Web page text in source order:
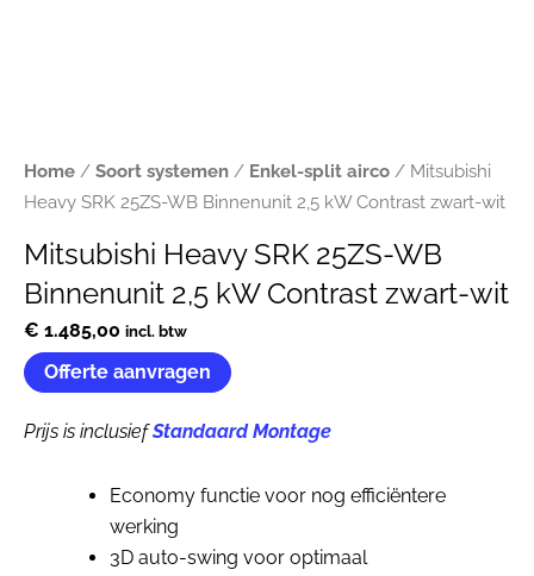
Home / Soort systemen / Enkel-split airco / Mitsubishi
Heavy SRK 25ZS-WB Binnenunit 2,5 kW Contrast zwart-wit
Mitsubishi Heavy SRK 25ZS-WB
Binnenunit 2,5 kW Contrast zwart-wit
€ 1.485,00 incl. btw
Offerte aanvragen
Prijs is inclusiefStandaard Montage
Economy functie voor nog efficiëntere
werking
3D auto-swing voor optimaal